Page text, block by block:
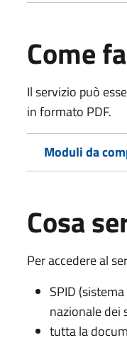
Come
Il servizio può
in formato PDF.
Moduli da
Cosa
Per accedere al
SPID
nazionale dei
tutta la